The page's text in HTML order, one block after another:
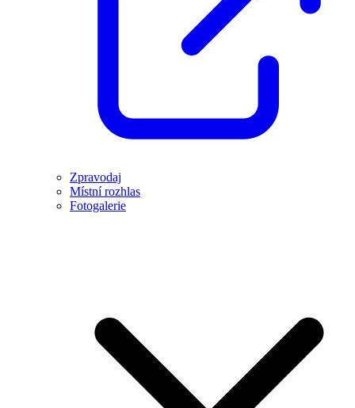
Zpravodaj
Místní rozhlas
Fotogalerie